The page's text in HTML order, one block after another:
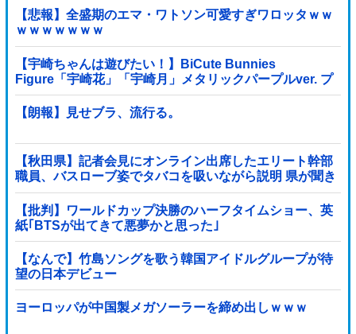
【悲報】全盛期のエマ・ワトソン可愛すぎワロッタｗｗ
ｗｗｗｗｗｗｗ
【宇崎ちゃんは遊びたい！】BiCute Bunnies
Figure「宇崎花」「宇崎月」メタリックパープルver. プ
ライズフィギュア【ラウンドワン限定で展開決定】
【朗報】見せブラ、流行る。
【秋田県】記者会見にオンライン出席したエリート幹部
職員、バスローブ姿でタバコを吸いながら説明 県が聞き
取りへ
【批判】ワールドカップ決勝のハーフタイムショー、英
紙｢BTSが出てきて悪夢かと思った｣
【なんで】竹島ソングを歌う韓国アイドルグループが待
望の日本デビュー
ヨーロッパが中国製メガソーラーを締め出しｗｗｗ